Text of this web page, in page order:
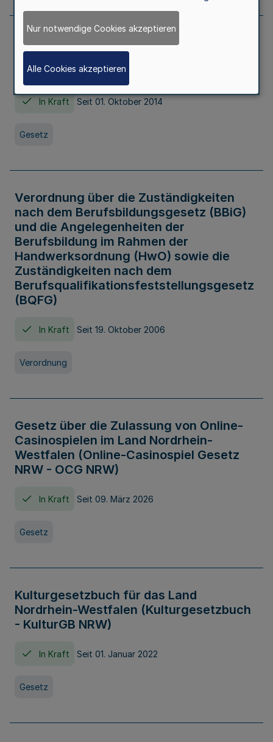
Gesetz über die Hochschulen des Landes
Nordrhein-Westfalen (Hochschulgesetz -
HG)
In Kraft Seit 01. Oktober 2014
Gesetz
Verordnung über die Zuständigkeiten
nach dem Berufsbildungsgesetz (BBiG)
und die Angelegenheiten der
Berufsbildung im Rahmen der
Handwerksordnung (HwO) sowie die
Zuständigkeiten nach dem
Berufsqualifikationsfeststellungsgesetz
(BQFG)
In Kraft Seit 19. Oktober 2006
Verordnung
Gesetz über die Zulassung von Online-
Casinospielen im Land Nordrhein-
Westfalen (Online-Casinospiel Gesetz
NRW - OCG NRW)
In Kraft Seit 09. März 2026
Gesetz
Kulturgesetzbuch für das Land
Nordrhein-Westfalen (Kulturgesetzbuch
- KulturGB NRW)
In Kraft Seit 01. Januar 2022
Gesetz
Nur notwendige Cookies akzeptieren
Alle Cookies akzeptieren